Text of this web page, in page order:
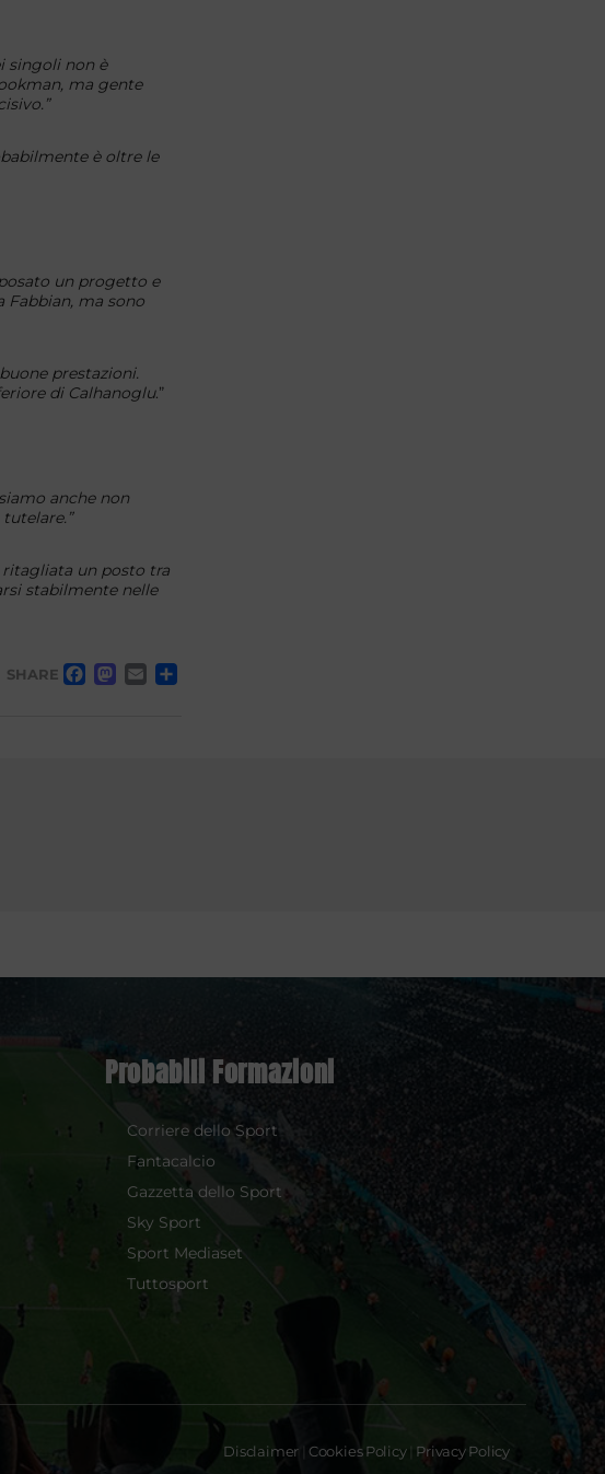
singoli non è
ma gente
è oltre le
un progetto e
Fabbian, ma sono
prestazioni.
di Calhanoglu.”
anche non
ritagliata un posto tra
stabilmente nelle
SHARE FACEBOOK
MASTODON
EMAIL
Probabili Formazioni
Corriere dello Sport
Fantacalcio
Gazzetta dello Sport
Sky Sport
Sport Mediaset
Tuttosport
Disclaimer Cookies Policy| Privacy Policy